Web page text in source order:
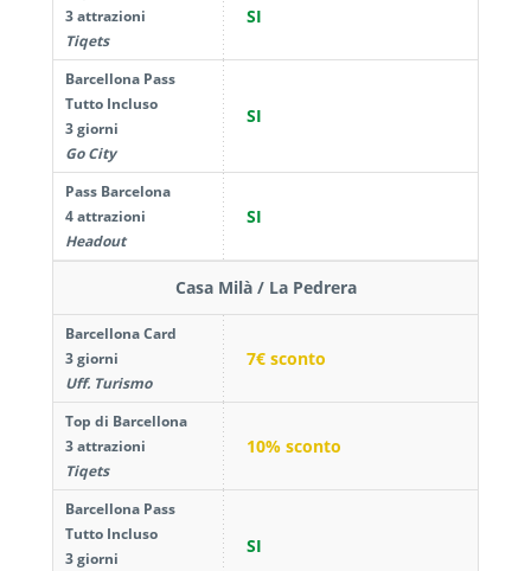
3 attrazioni
Tiqets
SI
Barcellona Pass
Tutto Incluso
3 giorni
Go City
SI
Pass Barcelona
4 attrazioni
Headout
SI
Casa Milà / La Pedrera
Barcellona Card
3 giorni
Uff. Turismo
7€ sconto
Top di Barcellona
3 attrazioni
Tiqets
10% sconto
Barcellona Pass
Tutto Incluso
3 giorni
SI